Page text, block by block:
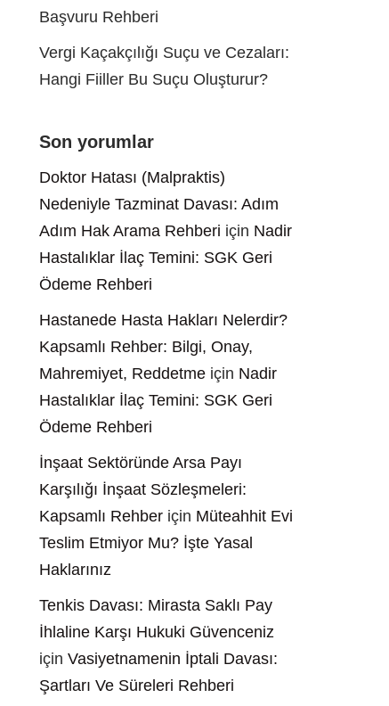
Başvuru Rehberi
Vergi Kaçakçılığı Suçu ve Cezaları:
Hangi Fiiller Bu Suçu Oluşturur?
Son yorumlar
Doktor Hatası (Malpraktis)
Nedeniyle Tazminat Davası: Adım
Adım Hak Arama Rehberi için Nadir
Hastalıklar İlaç Temini: SGK Geri
Ödeme Rehberi
Hastanede Hasta Hakları Nelerdir?
Kapsamlı Rehber: Bilgi, Onay,
Mahremiyet, Reddetme için Nadir
Hastalıklar İlaç Temini: SGK Geri
Ödeme Rehberi
İnşaat Sektöründe Arsa Payı
Karşılığı İnşaat Sözleşmeleri:
Kapsamlı Rehber için Müteahhit Evi
Teslim Etmiyor Mu? İşte Yasal
Haklarınız
Tenkis Davası: Mirasta Saklı Pay
İhlaline Karşı Hukuki Güvenceniz
için Vasiyetnamenin İptali Davası:
Şartları Ve Süreleri Rehberi